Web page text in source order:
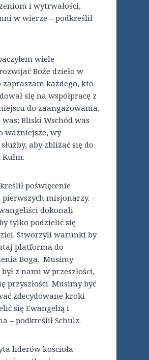
i wytrwałości,
w wierze – podkreślił
wiele
Boże dzieło w
każdego, kto
się na współpracę z
do zaangażowania.
Bliski Wschód was
ważniejsze, wy
aby zbliżać się do
Kuhn.
poświęcenie
pierwszych misjonarzy. –
dokonali
tylko podzielić się
Stworzyli warunki by
platforma do
Boga. Musimy
z nami w przeszłości,
przyszłości. Musimy być
zdecydowane kroki
się Ewangelią i
– podkreślił Schulz.
liderów kościoła